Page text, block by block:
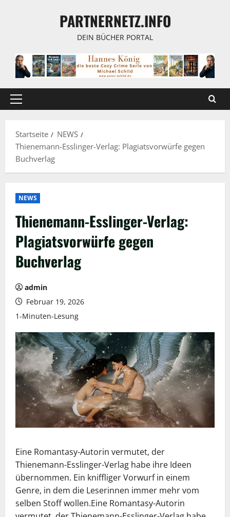
PARTNERNETZ.INFO
DEIN BÜCHER PORTAL
Primäres
Startseite
NEWS
Thienemann-Esslinger-Verlag: Plagiatsvorwürfe gegen
Buchverlag
NEWS
Thienemann-Esslinger-Verlag:
Plagiatsvorwürfe gegen
Buchverlag
admin
Februar 19, 2026
1-Minuten-Lesung
Eine Romantasy-Autorin vermutet, der
Thienemann-Esslinger-Verlag habe ihre Ideen
übernommen. Ein kniffliger Vorwurf in einem
Genre, in dem die Leserinnen immer mehr vom
selben Stoff wollen.Eine Romantasy-Autorin